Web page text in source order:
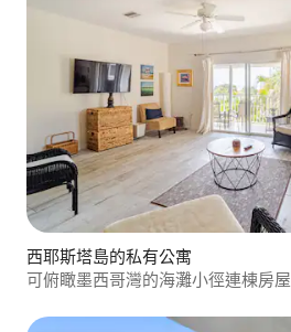
西耶斯塔島的私有公寓
可俯瞰墨西哥灣的海灘小徑連棟房屋